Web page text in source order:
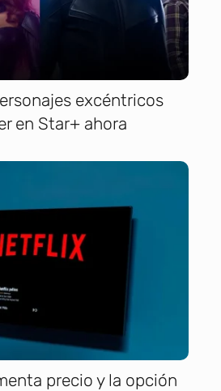
excéntricos
en Star+ ahora
precio y la opción